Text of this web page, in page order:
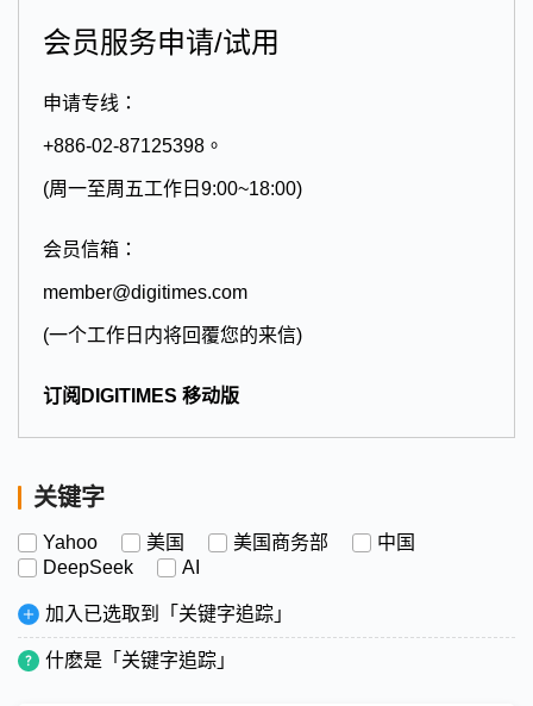
会员服务申请/试用
申请专线：
+886-02-87125398。
(周一至周五工作日9:00~18:00)
会员信箱：
member@digitimes.com
(一个工作日内将回覆您的来信)
订阅DIGITIMES 移动版
关键字
Yahoo 美国 美国商务部
中国
DeepSeek
AI
加入已选取到「关键字追踪」
什麽是「关键字追踪」